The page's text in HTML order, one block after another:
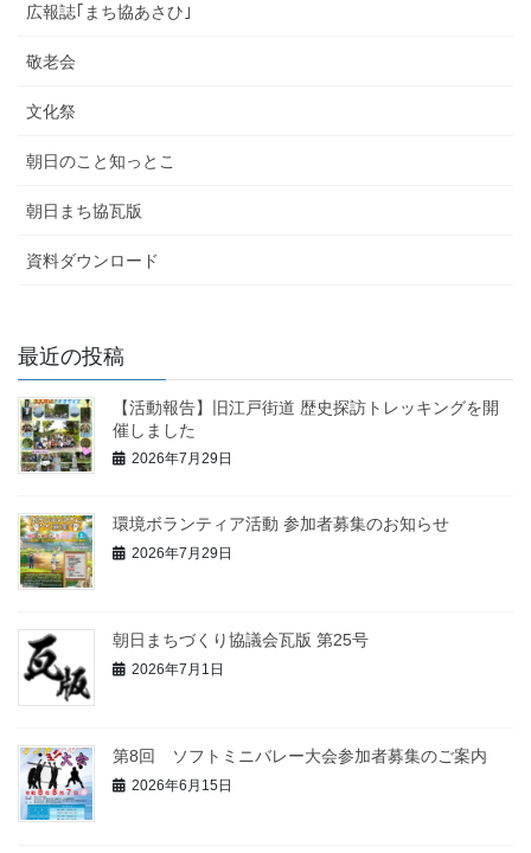
広報誌｢まち協あさひ｣
敬老会
文化祭
朝日のこと知っとこ
朝日まち協瓦版
資料ダウンロード
最近の投稿
【活動報告】旧江戸街道 歴史探訪トレッキングを開
催しました
2026年7月29日
環境ボランティア活動 参加者募集のお知らせ
2026年7月29日
朝日まちづくり協議会瓦版 第25号
2026年7月1日
第8回 ソフトミニバレー大会参加者募集のご案内
2026年6月15日